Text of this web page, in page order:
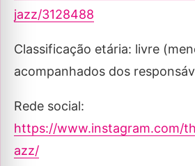
jazz/3128488
Classificação etária: livre
acompanhados dos
Rede social:
https://www.instagram.com/
azz/